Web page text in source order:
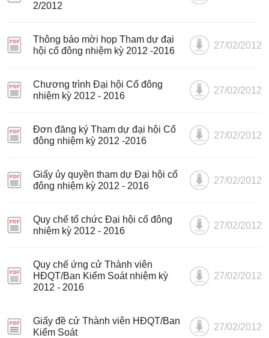
2/2012
Thông báo mời họp Tham dự đại
hội cổ đông nhiệm kỳ 2012 -2016
27/02/2012
Chương trình Đại hội Cổ đông
nhiệm kỳ 2012 - 2016
27/02/2012
Đơn đăng ký Tham dự đại hội Cổ
đông nhiệm kỳ 2012 -2016
27/02/2012
Giấy ủy quyền tham dự Đại hội cổ
đông nhiệm kỳ 2012 - 2016
27/02/2012
Quy chế tổ chức Đại hội cổ đông
nhiệm kỳ 2012 - 2016
27/02/2012
Quy chế ứng cử Thành viên
HĐQT/Ban Kiểm Soát nhiệm kỳ
2012 - 2016
27/02/2012
Giấy đề cử Thành viên HĐQT/Ban
Kiểm Soát
27/02/2012